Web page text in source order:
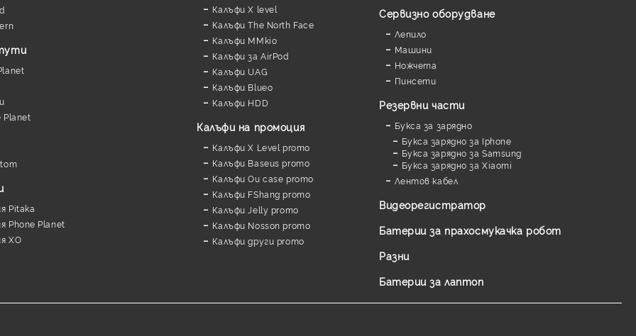
Planet
Pitaka
Phone Planet
XO
Калъфи X level
Калъфи The North Face
Калъфи MMkio
Калъфи за AirPod
Калъфи UAG
Калъфи Blueo
Калъфи HDD
Калъфи на промоция
Калъфи X Level promo
Калъфи Baseus promo
Калъфи Ou case promo
Калъфи FShang promo
Калъфи Jelly promo
Калъфи Nosson promo
Калъфи други promo
Сервизно оборудване
Лепило
Машини
Ножчета
Пинсети
Резервни части
Букса за зарядно
Букса зарядно за Iphone
Букса зарядно за Samsung
Букса зарядно за Xiaomi
Лентов кабел
Видеорегистратор
Батерии за прахосмукачка робот
Разни
Батерии за лаптоп